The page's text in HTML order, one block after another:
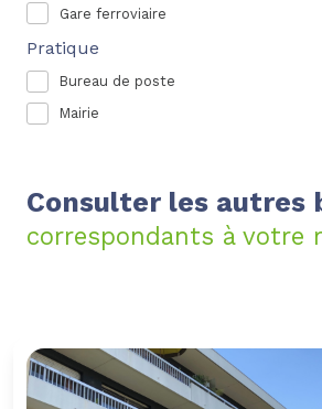
Gare ferroviaire
Pratique
Bureau de poste
Mairie
Consulter les autres
correspondants à votre